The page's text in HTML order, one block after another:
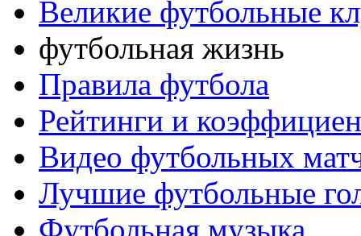
Великие футбольные
футбольная жизнь
Правила футбола
Рейтинги и
Видео футбольных
Лучшие футбольные
Футбольная музыка